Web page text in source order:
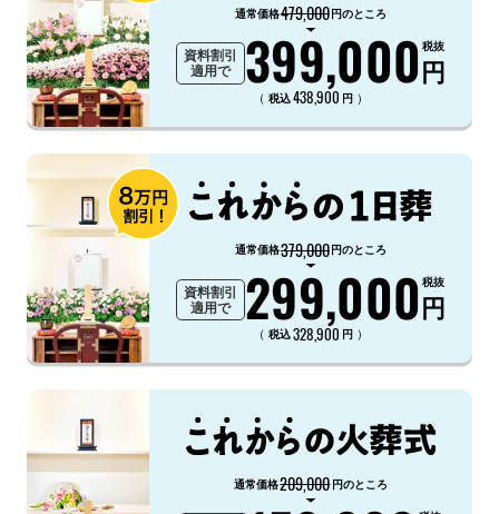
通常価格479,000円のところ
資料割引
適用で
399,000円
税抜
（ 税込438,900 円 ）
通常価格379,000円のところ
資料割引
適用で
299,000円
税抜
（ 税込328,900 円 ）
通常価格209,000円のところ